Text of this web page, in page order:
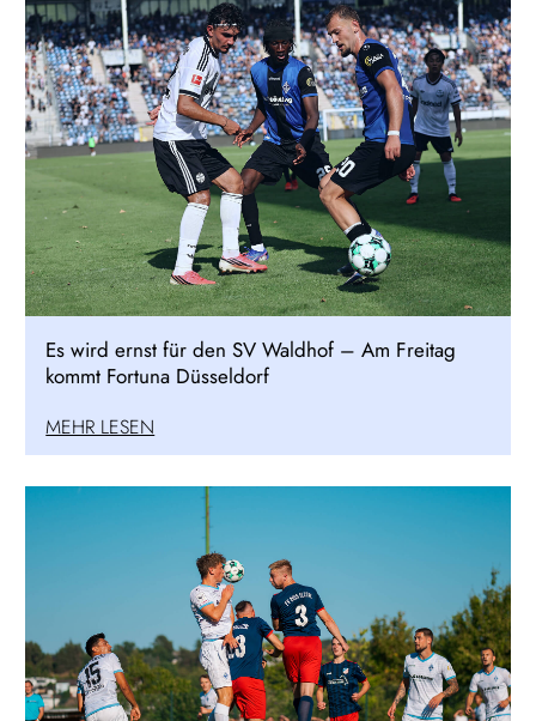
Es wird ernst für den SV Waldhof – Am Freitag
kommt Fortuna Düsseldorf
MEHR LESEN